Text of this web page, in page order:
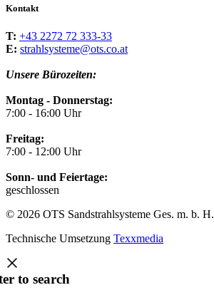
Kontakt
T: +43 2272 72 333-33
E: strahlsysteme@ots.co.at
Unsere Bürozeiten:
Montag - Donnerstag:
7:00 - 16:00 Uhr
Freitag:
7:00 - 12:00 Uhr
Sonn- und Feiertage:
geschlossen
© 2026 OTS Sandstrahlsysteme Ges. m. b. H.
Technische Umsetzung Texxmedia
to search